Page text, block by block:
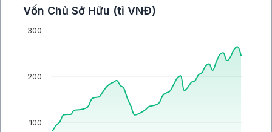
Vốn Chủ Sở Hữu (tỉ VNĐ)
100
200
300